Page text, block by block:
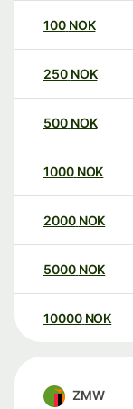
100 NOK
250 NOK
500 NOK
1000 NOK
2000 NOK
5000 NOK
10000 NOK
ZMW